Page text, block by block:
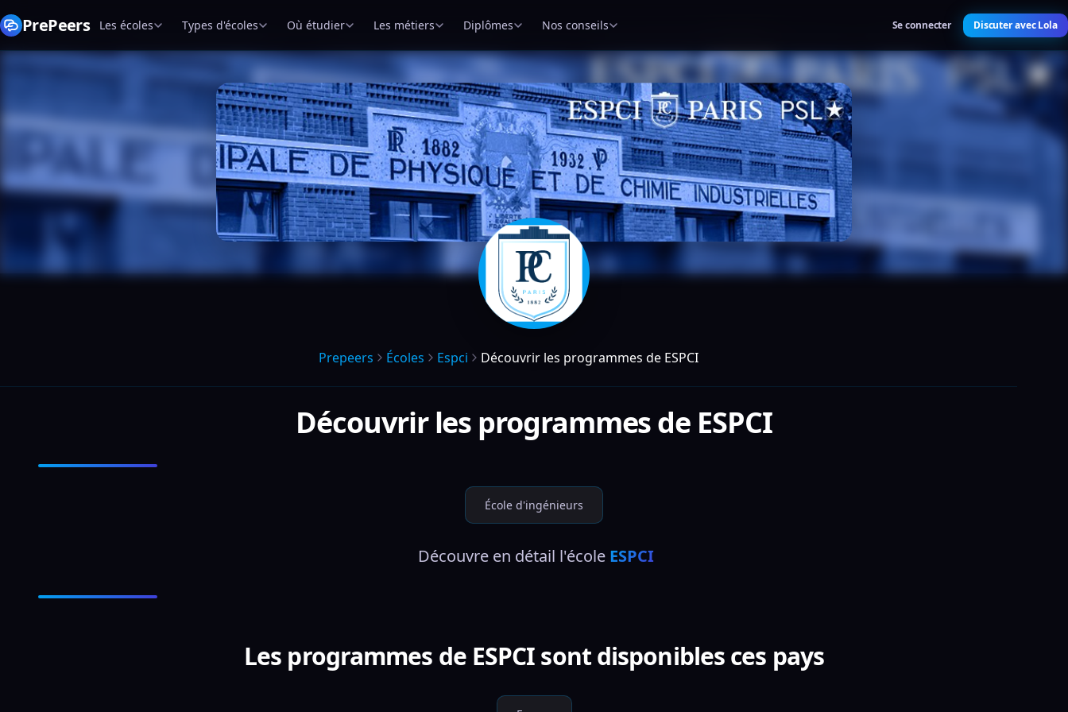
PrePeers Les écoles Types d'écoles Où étudier Les métiers Diplômes Nos conseils Se connecter Discuter avec Lola
Prepeers Écoles Espci Découvrir les programmes de ESPCI
Découvrir les programmes de ESPCI
École d'ingénieurs
Découvre en détail l'école ESPCI
Les programmes de ESPCI sont disponibles ces pays